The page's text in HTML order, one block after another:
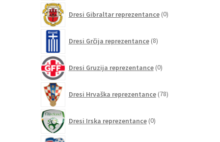
Dresi Gibraltar reprezentance 0izdelkov
Dresi Grčija reprezentance 8izdelkov
Dresi Gruzija reprezentance 0izdelkov
Dresi Hrvaška reprezentance 78izdelkov
Dresi Irska reprezentance 0izdelkov